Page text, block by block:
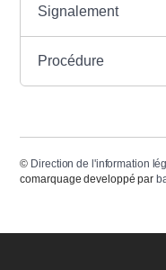
Signalement
Procédure
© Direction de l'information
comarquage developpé par